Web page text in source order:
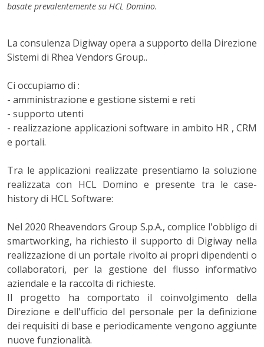
basate prevalentemente su HCL Domino.
La consulenza Digiway opera a supporto della Direzione
Sistemi di Rhea Vendors Group..
Ci occupiamo di :
- amministrazione e gestione sistemi e reti
- supporto utenti
- realizzazione applicazioni software in ambito HR , CRM
e portali.
Tra le applicazioni realizzate presentiamo la soluzione
realizzata con HCL Domino e presente tra le case-
history di HCL Software:
Nel 2020 Rheavendors Group S.p.A., complice l'obbligo di
smartworking, ha richiesto il supporto di Digiway nella
realizzazione di un portale rivolto ai propri dipendenti o
collaboratori, per la gestione del flusso informativo
aziendale e la raccolta di richieste.
Il progetto ha comportato il coinvolgimento della
Direzione e dell'ufficio del personale per la definizione
dei requisiti di base e periodicamente vengono aggiunte
nuove funzionalità.